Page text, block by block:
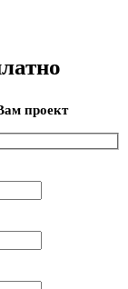
проект